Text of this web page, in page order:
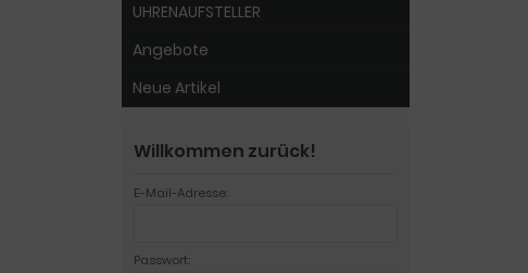
UHRENAUFSTELLER
Angebote
Neue Artikel
Willkommen zurück!
E-Mail-Adresse:
Passwort: